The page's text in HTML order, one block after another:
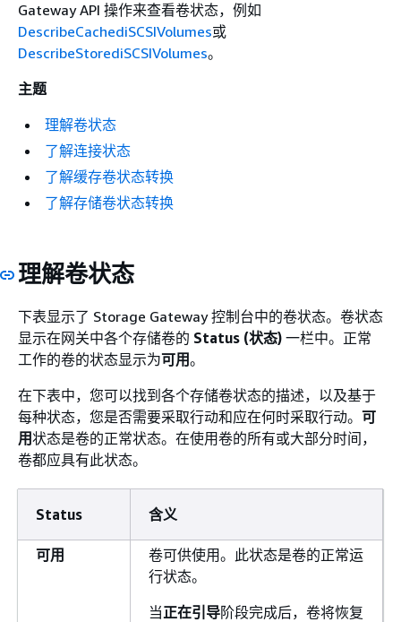
Gateway API 操作来查看卷状态，例如
DescribeCachediSCSIVolumes或
DescribeStorediSCSIVolumes。
主题
理解卷状态
了解连接状态
了解缓存卷状态转换
了解存储卷状态转换
理解卷状态
下表显示了 Storage Gateway 控制台中的卷状态。卷状态
显示在网关中各个存储卷的 Status (状态) 一栏中。正常
工作的卷的状态显示为可用。
在下表中，您可以找到各个存储卷状态的描述，以及基于
每种状态，您是否需要采取行动和应在何时采取行动。 可
用状态是卷的正常状态。在使用卷的所有或大部分时间，
卷都应具有此状态。
Status 含义
可用
卷可供使用。此状态是卷的正常运
行状态。
当正在引导阶段完成后，卷将恢复